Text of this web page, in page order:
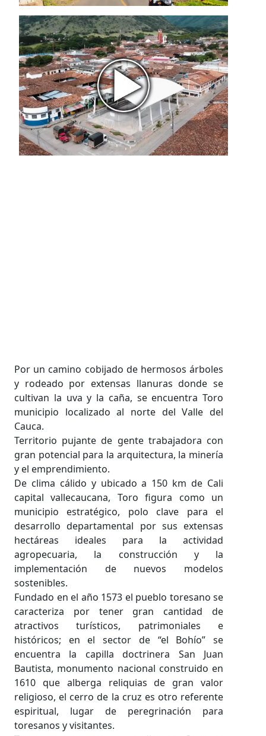
Por un camino cobijado de hermosos árboles
y rodeado por extensas llanuras donde se
cultivan la uva y la caña, se encuentra Toro
municipio localizado al norte del Valle del
Cauca.
Territorio pujante de gente trabajadora con
gran potencial para la arquitectura, la minería
y el emprendimiento.
De clima cálido y ubicado a 150 km de Cali
capital vallecaucana, Toro figura como un
municipio estratégico, polo clave para el
desarrollo departamental por sus extensas
hectáreas ideales para la actividad
agropecuaria, la construcción y la
implementación de nuevos modelos
sostenibles.
Fundado en el año 1573 el pueblo toresano se
caracteriza por tener gran cantidad de
atractivos turísticos, patrimoniales e
históricos; en el sector de “el Bohío” se
encuentra la capilla doctrinera San Juan
Bautista, monumento nacional construido en
1610 que alberga reliquias de gran valor
religioso, el cerro de la cruz es otro referente
espiritual, lugar de peregrinación para
toresanos y visitantes.